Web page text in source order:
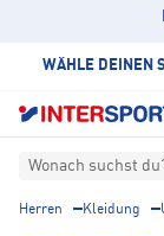
WÄHLE DEINEN
Wonach suchst
Herren Kleidung